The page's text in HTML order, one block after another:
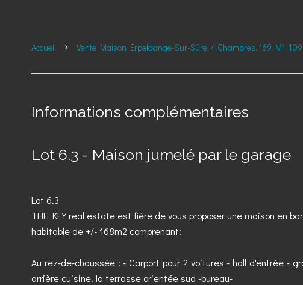
Accueil Vente Maison Erpeldange-Sur-Sûre, 4 Chambres, 169 M², 1
Informations complémentaires
Lot 6.3 - Maison jumelé par le garage
Lot 6.3
THE KEY real estate est fière de vous proposer une maison en
habitable de +/- 168m2 comprenant:
Au rez-de-chaussée : - Carport pour 2 voitures - hall d'entrée -
arrière cuisine. la terrasse orientée sud -bureau-